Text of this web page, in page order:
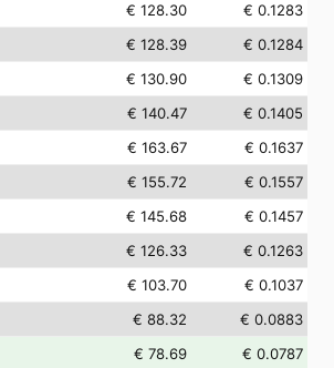
€ 128.30
€ 0.1283
€ 128.39
€ 0.1284
€ 130.90
€ 0.1309
€ 140.47
€ 0.1405
€ 163.67
€ 0.1637
€ 155.72
€ 0.1557
€ 145.68
€ 0.1457
€ 126.33
€ 0.1263
€ 103.70
€ 0.1037
€ 88.32
€ 0.0883
€ 78.69
€ 0.0787